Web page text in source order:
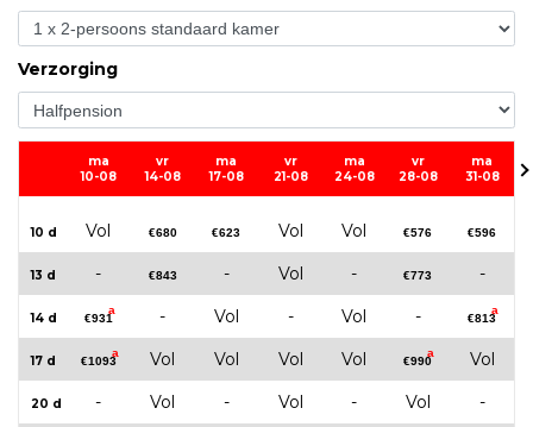
Verzorging
ma
10-08
vr
14-08
ma
17-08
vr
21-08
ma
24-08
vr
28-08
ma
31-08
10 d Vol €680 €623 Vol Vol €576 €596
13 d - €843 - Vol - €773 -
14 d €931
a - Vol - Vol - €813
a
17 d €1093
a Vol Vol Vol Vol €990
a Vol
20 d - Vol - Vol - Vol -